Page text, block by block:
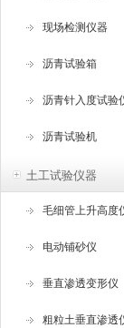
现场检测仪器
沥青试验箱
沥青针入度试验
沥青试验机
土工试验仪器
毛细管上升高度
电动铺砂仪
垂直渗透变形仪
粗粒土垂直渗透